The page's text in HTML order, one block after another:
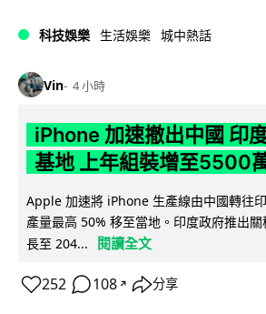
科技娛樂 生活娛樂 城中熱話
Vin 4 小時
iPhone 加速撤出中國 印
基地 上年組裝增至5500
Apple 加速將 iPhone 生產線由中國轉往
產量最高 50% 移至當地。印度政府推出
長至 204...
閱讀全文
252 108 ↗ 分享